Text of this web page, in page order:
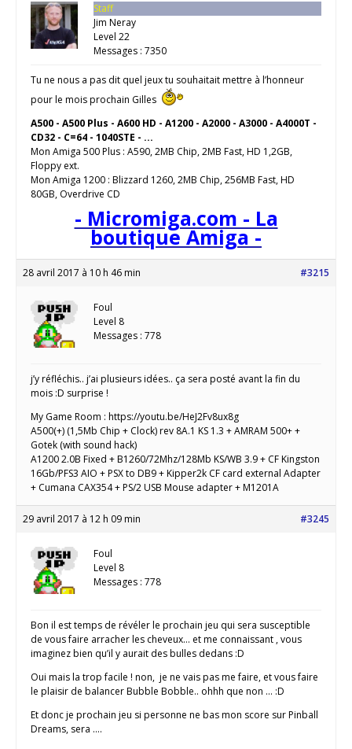
Staff
Jim Neray
Level 22
Messages : 7350
Tu ne nous a pas dit quel jeux tu souhaitait mettre à l’honneur
pour le mois prochain Gilles
A500 - A500 Plus - A600 HD - A1200 - A2000 - A3000 - A4000T -
CD32 - C=64 - 1040STE - ...
Mon Amiga 500 Plus : A590, 2MB Chip, 2MB Fast, HD 1,2GB,
Floppy ext.
Mon Amiga 1200 : Blizzard 1260, 2MB Chip, 256MB Fast, HD
80GB, Overdrive CD
- Micromiga.com - La
boutique Amiga -
28 avril 2017 à 10 h 46 min #3215
Foul
Level 8
Messages : 778
j’y réfléchis.. j’ai plusieurs idées.. ça sera posté avant la fin du
mois :D surprise !
My Game Room : https://youtu.be/HeJ2Fv8ux8g
A500(+) (1,5Mb Chip + Clock) rev 8A.1 KS 1.3 + AMRAM 500+ +
Gotek (with sound hack)
A1200 2.0B Fixed + B1260/72Mhz/128Mb KS/WB 3.9 + CF Kingston
16Gb/PFS3 AIO + PSX to DB9 + Kipper2k CF card external Adapter
+ Cumana CAX354 + PS/2 USB Mouse adapter + M1201A
29 avril 2017 à 12 h 09 min #3245
Foul
Level 8
Messages : 778
Bon il est temps de révéler le prochain jeu qui sera susceptible
de vous faire arracher les cheveux… et me connaissant , vous
imaginez bien qu’il y aurait des bulles dedans :D
Oui mais la trop facile ! non, je ne vais pas me faire, et vous faire
le plaisir de balancer Bubble Bobble.. ohhh que non … :D
Et donc je prochain jeu si personne ne bas mon score sur Pinball
Dreams, sera ….